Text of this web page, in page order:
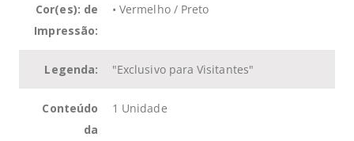
Cor(es): de
Impressão:
• Vermelho / Preto
Legenda: "Exclusivo para Visitantes"
Conteúdo
da
1 Unidade